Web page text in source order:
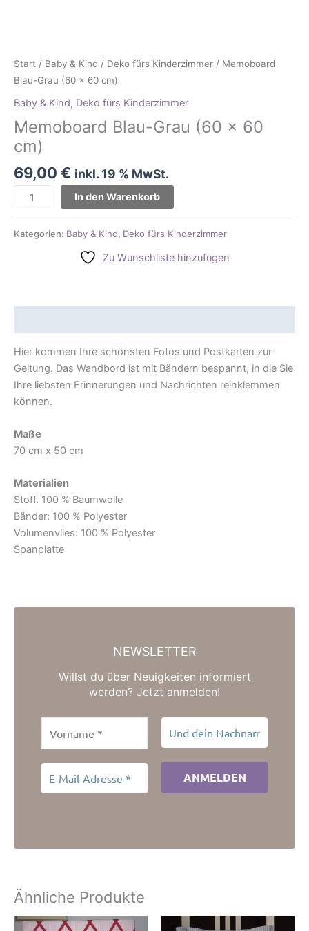
Start / Baby & Kind / Deko fürs Kinderzimmer / Memoboard
Blau-Grau (60 x 60 cm)
Baby & Kind, Deko fürs Kinderzimmer
Memoboard Blau-Grau (60 x 60
cm)
69,00 € inkl. 19 % MwSt.
In den Warenkorb
Kategorien: Baby & Kind, Deko fürs Kinderzimmer
Zu Wunschliste hinzufügen
Hier kommen Ihre schönsten Fotos und Postkarten zur
Geltung. Das Wandbord ist mit Bändern bespannt, in die Sie
Ihre liebsten Erinnerungen und Nachrichten reinklemmen
können.
Maße
70 cm x 50 cm
Materialien
Stoff. 100 % Baumwolle
Bänder: 100 % Polyester
Volumenvlies: 100 % Polyester
Spanplatte
NEWSLETTER
Willst du über Neuigkeiten informiert
werden? Jetzt anmelden!
Ähnliche Produkte